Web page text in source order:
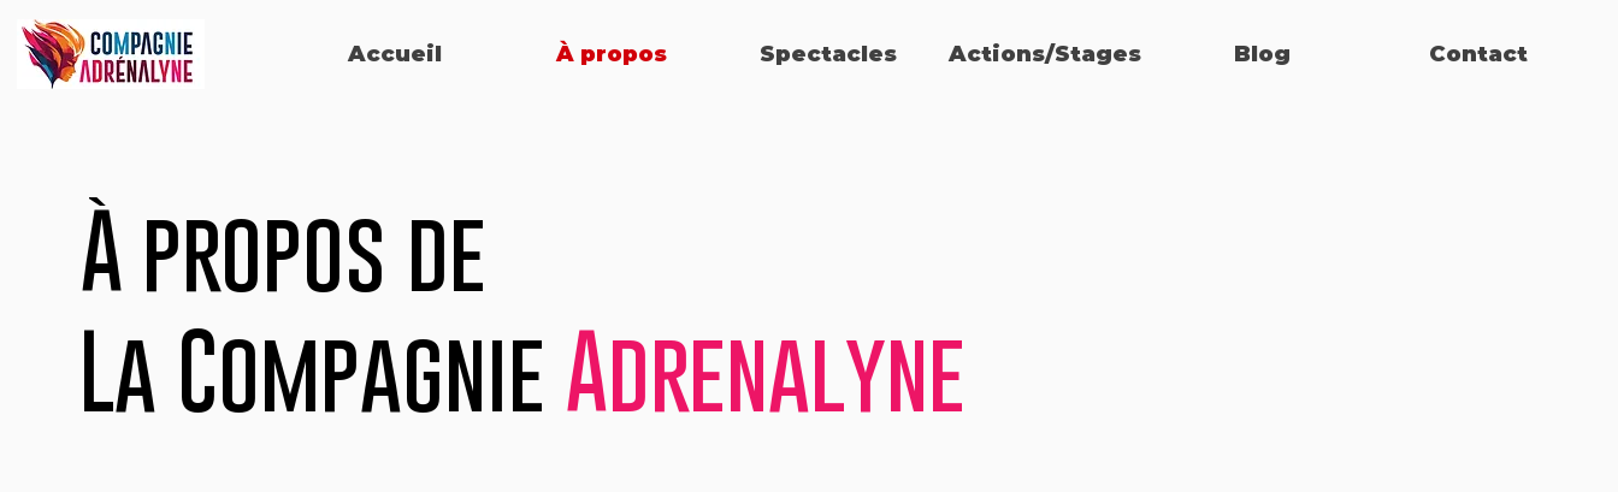
Accueil À propos Spectacles Actions/Stages Blog Contact
À propos de
La Compagnie Adrenalyne